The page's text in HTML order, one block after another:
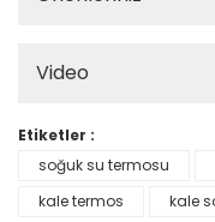
Video
Etiketler :
soğuk su termosu
kale termos
kale